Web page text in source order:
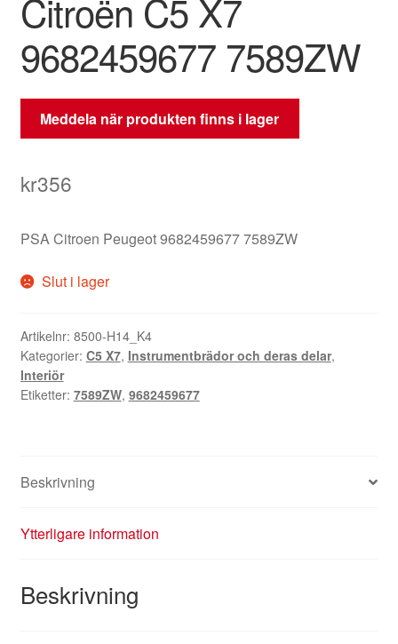
Citroën C5 X7
9682459677 7589ZW
Meddela när produkten finns i lager
kr356
PSA Citroen Peugeot 9682459677 7589ZW
Slut i lager
Artikelnr: 8500-H14_K4
Kategorier: C5 X7, Instrumentbrädor och deras delar,
Interiör
Etiketter: 7589ZW, 9682459677
Beskrivning
Ytterligare information
Beskrivning